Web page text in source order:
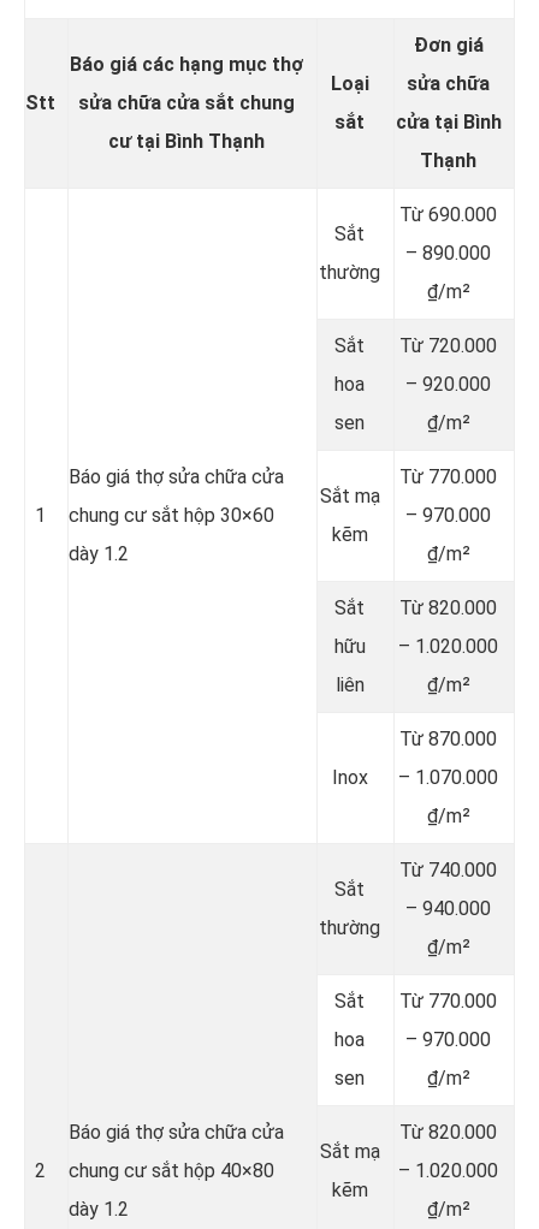
Stt
Báo giá các hạng mục thợ
sửa chữa cửa sắt chung
cư tại Bình Thạnh
Loại
sắt
Đơn giá
sửa chữa
cửa tại Bình
Thạnh
1
Báo giá thợ sửa chữa cửa
chung cư sắt hộp 30×60
dày 1.2
Sắt
thường
Từ 690.000
– 890.000
₫/m²
Sắt
hoa
sen
Từ 720.000
– 920.000
₫/m²
Sắt mạ
kẽm
Từ 770.000
– 970.000
₫/m²
Sắt
hữu
liên
Từ 820.000
– 1.020.000
₫/m²
Inox
Từ 870.000
– 1.070.000
₫/m²
2
Báo giá thợ sửa chữa cửa
chung cư sắt hộp 40×80
dày 1.2
Sắt
thường
Từ 740.000
– 940.000
₫/m²
Sắt
hoa
sen
Từ 770.000
– 970.000
₫/m²
Sắt mạ
kẽm
Từ 820.000
– 1.020.000
₫/m²